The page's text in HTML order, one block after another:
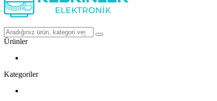
Ürünler
Kategoriler